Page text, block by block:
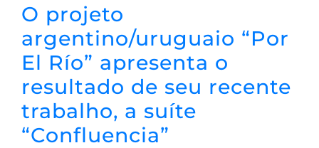
O projeto
argentino/uruguaio “Por
El Río” apresenta o
resultado de seu recente
trabalho, a suíte
“Confluencia”